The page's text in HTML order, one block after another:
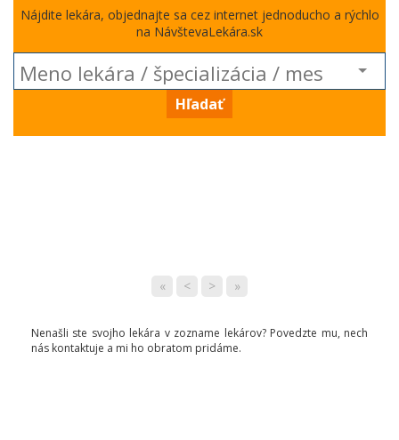
Nájdite lekára, objednajte sa cez internet jednoducho a rýchlo
na NávštevaLekára.sk
Hľadať
« < > »
Nenašli ste svojho lekára v zozname lekárov? Povedzte mu, nech
nás kontaktuje a mi ho obratom pridáme.